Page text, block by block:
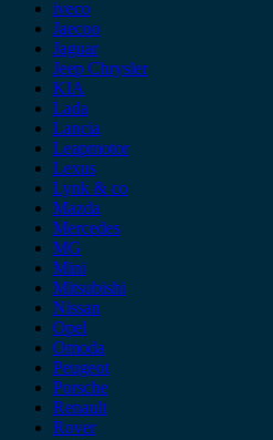
iveco
Jaecoo
Jaguar
Jeep Chrysler
KIA
Lada
Lancia
Leapmotor
Lexus
Lynk & co
Mazda
Mercedes
MG
Mini
Mitsubishi
Nissan
Opel
Omoda
Peugeot
Porsche
Renault
Rover